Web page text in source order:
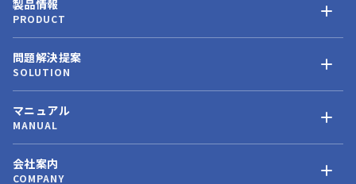
製品情報
PRODUCT
問題解決提案
SOLUTION
マニュアル
MANUAL
会社案内
COMPANY